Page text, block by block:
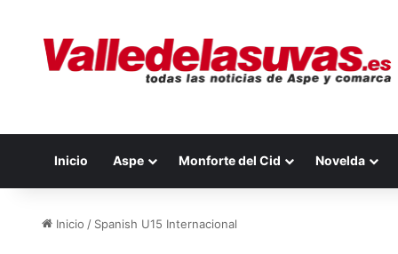
Inicio Aspe Monforte del Cid Novelda
Inicio / Spanish U15 Internacional